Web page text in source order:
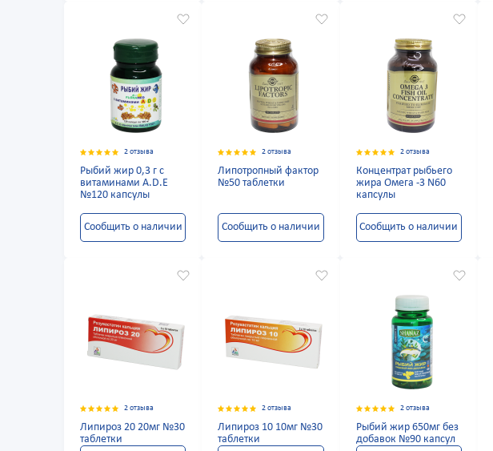
2 отзыва
Рыбий жир 0,3 г с
витаминами А.D.Е
№120 капсулы
Сообщить о наличии
2 отзыва
Липотропный фактор
№50 таблетки
Сообщить о наличии
2 отзыва
Концентрат рыбьего
жира Омега -3 N60
капсулы
Сообщить о наличии
2 отзыва
Липироз 20 20мг №30
таблетки
2 отзыва
Липироз 10 10мг №30
таблетки
2 отзыва
Рыбий жир 650мг без
добавок №90 капсул